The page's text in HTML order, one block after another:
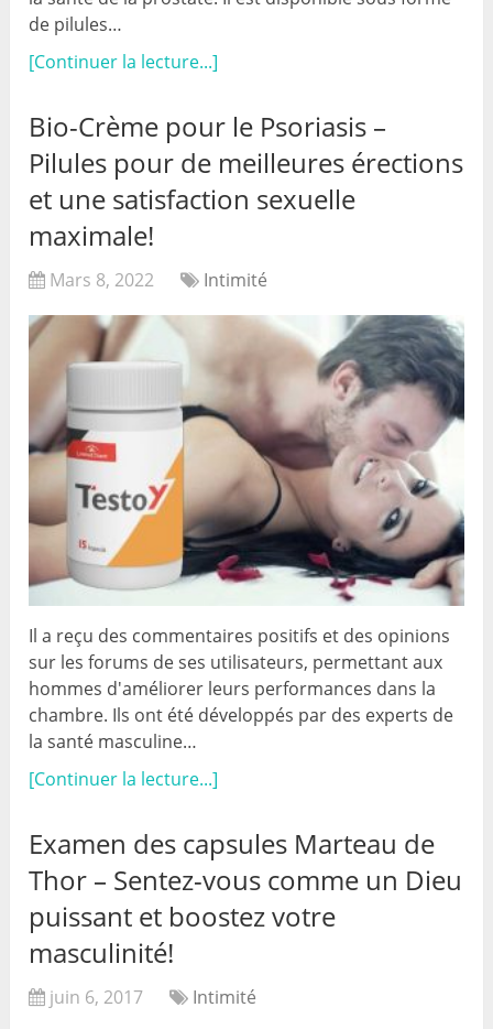
de pilules…
[Continuer la lecture...]
Bio-Crème pour le Psoriasis –
Pilules pour de meilleures érections
et une satisfaction sexuelle
maximale!
Mars 8, 2022 Intimité
Il a reçu des commentaires positifs et des opinions
sur les forums de ses utilisateurs, permettant aux
hommes d'améliorer leurs performances dans la
chambre. Ils ont été développés par des experts de
la santé masculine…
[Continuer la lecture...]
Examen des capsules Marteau de
Thor – Sentez-vous comme un Dieu
puissant et boostez votre
masculinité!
juin 6, 2017 Intimité